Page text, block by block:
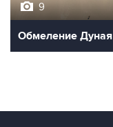
9
Обмеление Дуная